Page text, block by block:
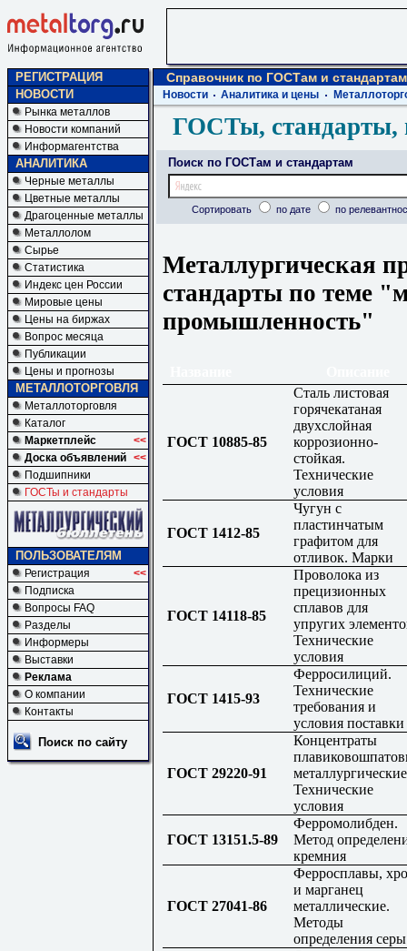
РЕГИСТРАЦИЯ
НОВОСТИ
Рынка металлов
Новости компаний
Информагентства
АНАЛИТИКА
Черные металлы
Цветные металлы
Драгоценные металлы
Металлолом
Сырье
Статистика
Индекс цен России
Мировые цены
Цены на биржах
Вопрос месяца
Публикации
Цены и прогнозы
МЕТАЛЛОТОРГОВЛЯ
Металлоторговля
Каталог
Маркетплейс
<<
Доска объявлений <<
Подшипники
ГОСТы и стандарты
ПОЛЬЗОВАТЕЛЯМ
Регистрация
<<
Подписка
Вопросы FAQ
Разделы
Информеры
Выставки
Реклама
О компании
Контакты
Поиск по сайту
Справочник по ГОСТам и стандартам
Новости Аналитика и цены
ГОСТы, стандарты,
Поиск по ГОСТам и стандартам
Сортировать по дате по
Металлургическая
стандарты по теме
промышленность"
ГОСТ 10885-85
Сталь листовая
горячекатаная
двухслойная
коррозионно-
стойкая.
Технические
условия
ГОСТ 1412-85
Чугун с
пластинчатым
графитом для
отливок. Марки
ГОСТ 14118-85
Проволока из
прецизионных
сплавов для
упругих
Технические
условия
ГОСТ 1415-93
Ферросилиций.
Технические
требования и
условия поставки
ГОСТ 29220-91
Концентраты
Технические
условия
ГОСТ 13151.5-89
Ферромолибден.
Метод
кремния
ГОСТ 27041-86
Ферросплавы,
и марганец
металлические.
Методы
определения серы